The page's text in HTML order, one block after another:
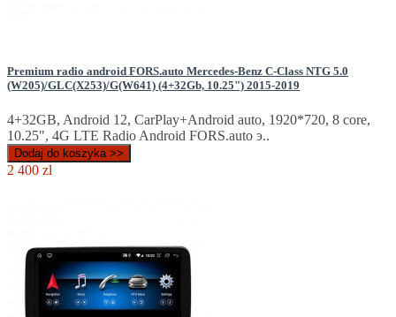
Premium radio android FORS.auto Mercedes-Benz C-Class NTG 5.0
(W205)/GLC(X253)/G(W641) (4+32Gb, 10.25") 2015-2019
4+32GB, Android 12, CarPlay+Android auto, 1920*720, 8 core,
10.25", 4G LTE Radio Android FORS.auto э..
Dodaj do koszyka >>
2 400 zl